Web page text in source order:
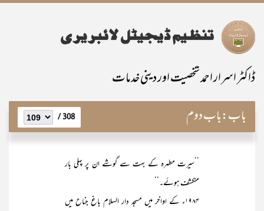
ڈاکٹر اسرار احمد شخصیت اور دینی خدمات
باب:باب دوم 308 /
’’سیرت مطہرہ کے بہت سے گوشے ان پر پہلی بار
منکشف ہوئے۔‘‘
۱۹۸۴ء کے اواخر میں مسجد دار السلام باغ جناح میں